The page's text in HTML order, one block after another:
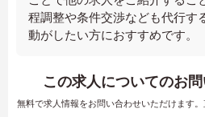
程調整や条件交渉なども代行す
動がしたい方におすすめです。
この求人についてのお
無料で求人情報をお問い合わせいただけます